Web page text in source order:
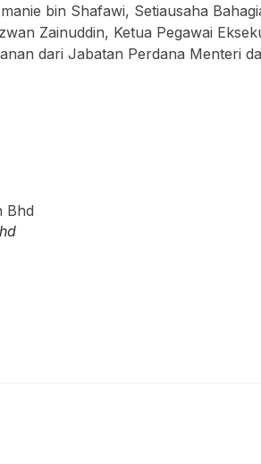
bin Shafawi, Setiausaha
Zainuddin, Ketua Pegawai
dari Jabatan Perdana Menteri